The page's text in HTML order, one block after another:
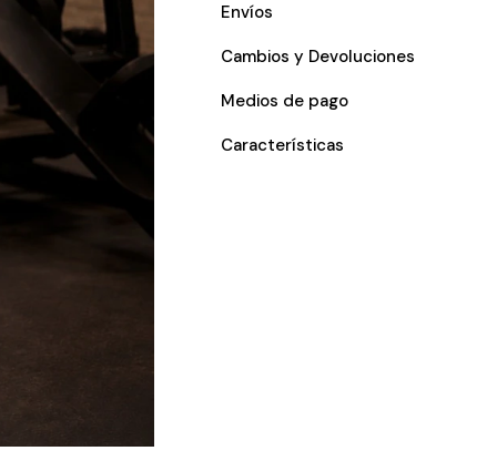
Envíos
Cambios y Devoluciones
Medios de pago
Características